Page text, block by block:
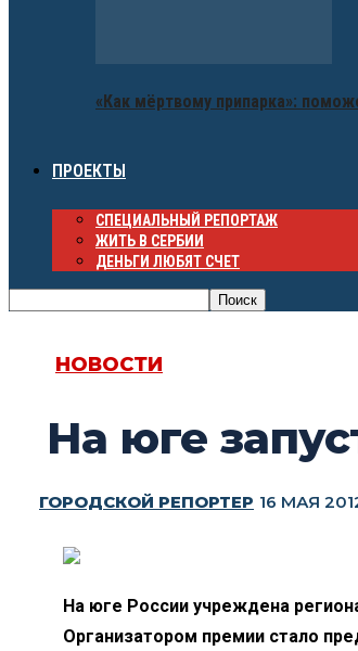
«Как мёртвому припарка»:
ПРОЕКТЫ
СПЕЦИАЛЬНЫЙ РЕПОРТАЖ
ЖИТЬ В СЕРБИИ
ДЕНЬГИ ЛЮБЯТ СЧЕТ
НОВОСТИ
На юге
ГОРОДСКОЙ РЕПОРТЕР 16 МАЯ
На юге России учреждена
Организатором премии стало